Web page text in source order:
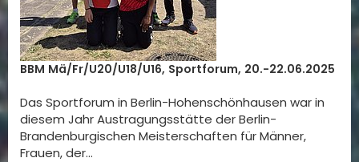
BBM Mä/Fr/U20/U18/U16, Sportforum, 20.-22.06.2025
Das Sportforum in Berlin-Hohenschönhausen war in
diesem Jahr Austragungsstätte der Berlin-
Brandenburgischen Meisterschaften für Männer,
Frauen, der…